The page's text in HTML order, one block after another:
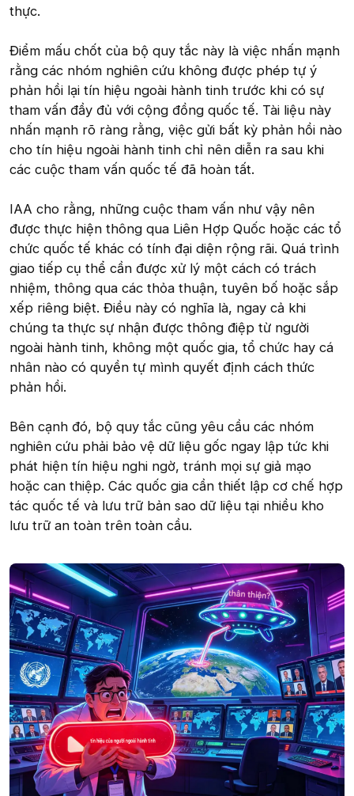
thực.
Điểm mấu chốt của bộ quy tắc này là việc nhấn mạnh
rằng các nhóm nghiên cứu không được phép tự ý
phản hồi lại tín hiệu ngoài hành tinh trước khi có sự
tham vấn đầy đủ với cộng đồng quốc tế. Tài liệu này
nhấn mạnh rõ ràng rằng, việc gửi bất kỳ phản hồi nào
cho tín hiệu ngoài hành tinh chỉ nên diễn ra sau khi
các cuộc tham vấn quốc tế đã hoàn tất.
IAA cho rằng, những cuộc tham vấn như vậy nên
được thực hiện thông qua Liên Hợp Quốc hoặc các tổ
chức quốc tế khác có tính đại diện rộng rãi. Quá trình
giao tiếp cụ thể cần được xử lý một cách có trách
nhiệm, thông qua các thỏa thuận, tuyên bố hoặc sắp
xếp riêng biệt. Điều này có nghĩa là, ngay cả khi
chúng ta thực sự nhận được thông điệp từ người
ngoài hành tinh, không một quốc gia, tổ chức hay cá
nhân nào có quyền tự mình quyết định cách thức
phản hồi.
Bên cạnh đó, bộ quy tắc cũng yêu cầu các nhóm
nghiên cứu phải bảo vệ dữ liệu gốc ngay lập tức khi
phát hiện tín hiệu nghi ngờ, tránh mọi sự giả mạo
hoặc can thiệp. Các quốc gia cần thiết lập cơ chế hợp
tác quốc tế và lưu trữ bản sao dữ liệu tại nhiều kho
lưu trữ an toàn trên toàn cầu.